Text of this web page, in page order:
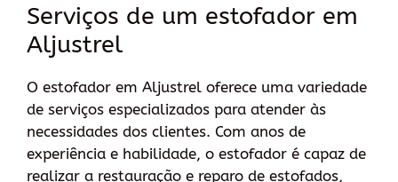
Serviços de um estofador em
Aljustrel
O estofador em Aljustrel oferece uma variedade
de serviços especializados para atender às
necessidades dos clientes. Com anos de
experiência e habilidade, o estofador é capaz de
realizar a restauração e reparo de estofados,